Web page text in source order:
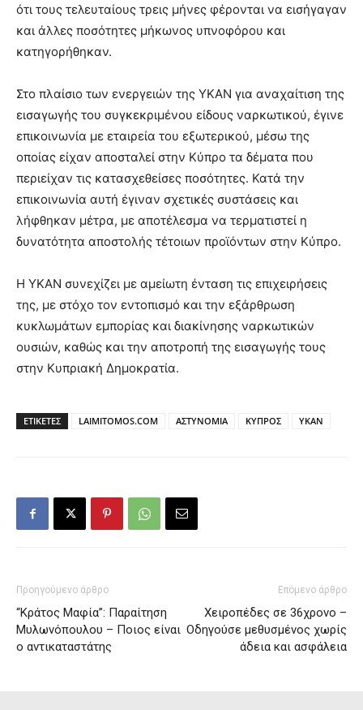
ότι τους τελευταίους τρεις μήνες φέρονται να εισήγαγαν
και άλλες ποσότητες μήκωνος υπνοφόρου και
κατηγορήθηκαν.
Στο πλαίσιο των ενεργειών της ΥΚΑΝ για αναχαίτιση της
εισαγωγής του συγκεκριμένου είδους ναρκωτικού, έγινε
επικοινωνία με εταιρεία του εξωτερικού, μέσω της
οποίας είχαν αποσταλεί στην Κύπρο τα δέματα που
περιείχαν τις κατασχεθείσες ποσότητες. Κατά την
επικοινωνία αυτή έγιναν σχετικές συστάσεις και
λήφθηκαν μέτρα, με αποτέλεσμα να τερματιστεί η
δυνατότητα αποστολής τέτοιων προϊόντων στην Κύπρο.
Η ΥΚΑΝ συνεχίζει με αμείωτη ένταση τις επιχειρήσεις
της, με στόχο τον εντοπισμό και την εξάρθρωση
κυκλωμάτων εμπορίας και διακίνησης ναρκωτικών
ουσιών, καθώς και την αποτροπή της εισαγωγής τους
στην Κυπριακή Δημοκρατία.
ΕΤΙΚΕΤΕΣ LAIMITOMOS.COM ΑΣΤΥΝΟΜΙΑ ΚΥΠΡΟΣ ΥΚΑΝ
Προηγούμενο άρθρο
“Κράτος Μαφία”: Παραίτηση
Μυλωνόπουλου – Ποιος είναι
ο αντικαταστάτης
Επόμενο άρθρο
Χειροπέδες σε 36χρονο –
Οδηγούσε μεθυσμένος χωρίς
άδεια και ασφάλεια